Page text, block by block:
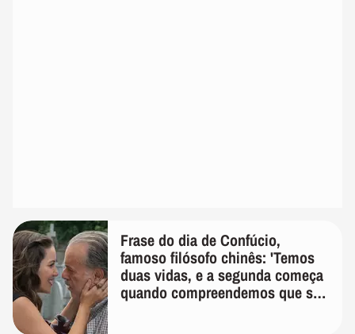
Frase do dia de Confúcio,
famoso filósofo chinês: 'Temos
duas vidas, e a segunda começa
quando compreendemos que só